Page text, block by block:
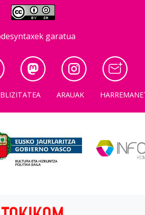
garatua
ARAUAK